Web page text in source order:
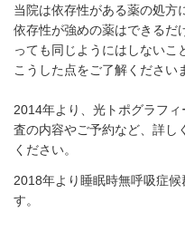
当院は依存性がある薬の処方
依存性が強めの薬はできるだ
っても同じようにはしないこ
こうした点をご了解ください
2014年より、光トポグラフ
査の内容やご予約など、詳し
ください。
2018年より睡眠時無呼吸症
す。